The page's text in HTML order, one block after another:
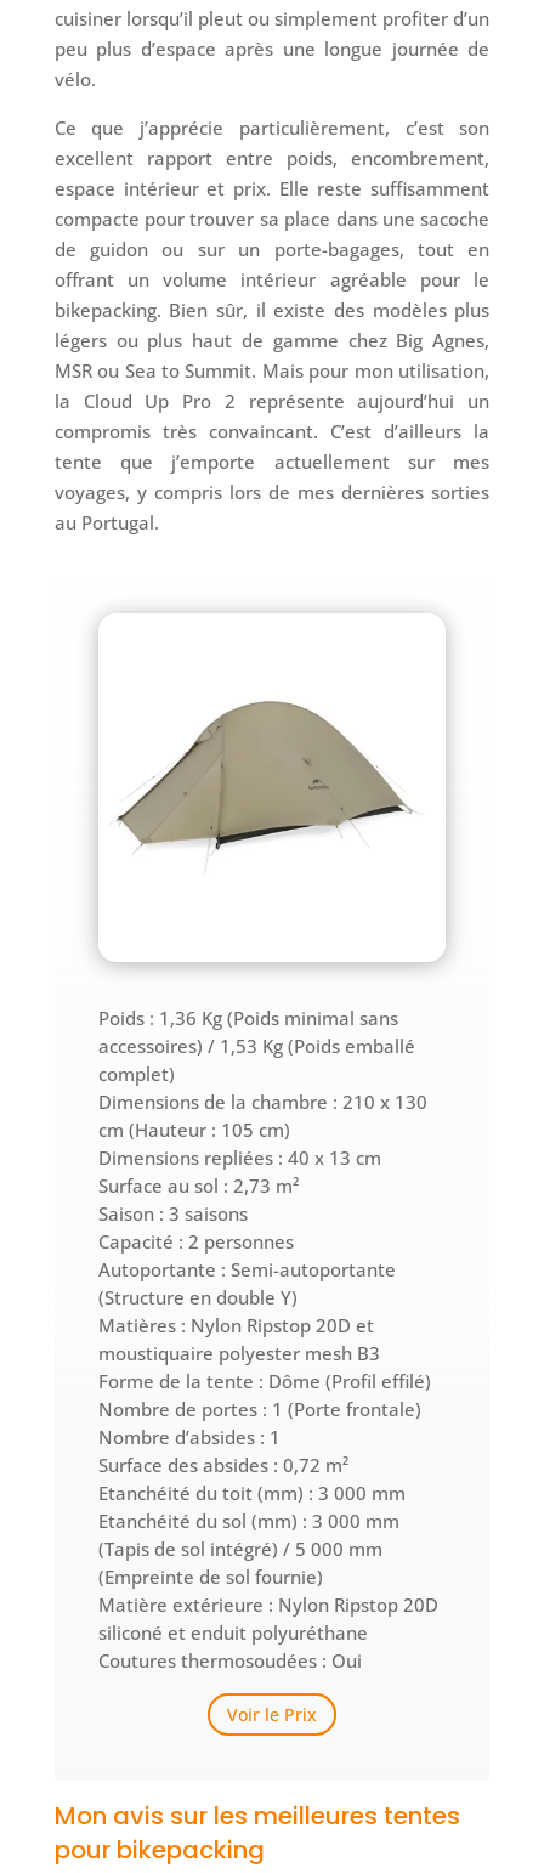
cuisiner lorsqu’il pleut ou simplement profiter d’un
peu plus d’espace après une longue journée de
vélo.
Ce que j’apprécie particulièrement, c’est son
excellent rapport entre poids, encombrement,
espace intérieur et prix. Elle reste suffisamment
compacte pour trouver sa place dans une sacoche
de guidon ou sur un porte-bagages, tout en
offrant un volume intérieur agréable pour le
bikepacking. Bien sûr, il existe des modèles plus
légers ou plus haut de gamme chez Big Agnes,
MSR ou Sea to Summit. Mais pour mon utilisation,
la Cloud Up Pro 2 représente aujourd’hui un
compromis très convaincant. C’est d’ailleurs la
tente que j’emporte actuellement sur mes
voyages, y compris lors de mes dernières sorties
au Portugal.
Poids : 1,36 Kg (Poids minimal sans
accessoires) / 1,53 Kg (Poids emballé
complet)
Dimensions de la chambre : 210 x 130
cm (Hauteur : 105 cm)
Dimensions repliées : 40 x 13 cm
Surface au sol : 2,73 m²
Saison : 3 saisons
Capacité : 2 personnes
Autoportante : Semi-autoportante
(Structure en double Y)
Matières : Nylon Ripstop 20D et
moustiquaire polyester mesh B3
Forme de la tente : Dôme (Profil effilé)
Nombre de portes : 1 (Porte frontale)
Nombre d’absides : 1
Surface des absides : 0,72 m²
Etanchéité du toit (mm) : 3 000 mm
Etanchéité du sol (mm) : 3 000 mm
(Tapis de sol intégré) / 5 000 mm
(Empreinte de sol fournie)
Matière extérieure : Nylon Ripstop 20D
siliconé et enduit polyuréthane
Coutures thermosoudées : Oui
Voir le Prix
Mon avis sur les meilleures tentes
pour bikepacking